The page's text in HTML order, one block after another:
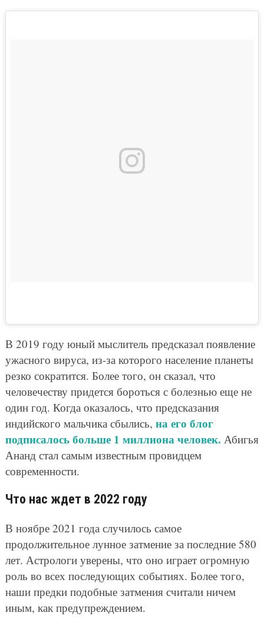
В 2019 году юный мыслитель предсказал появление
ужасного вируса, из-за которого население планеты
резко сократится. Более того, он сказал, что
человечеству придется бороться с болезнью еще не
один год. Когда оказалось, что предсказания
индийского мальчика сбылись, на его блог
подписалось больше 1 миллиона человек. Абигья
Ананд стал самым известным провидцем
современности.
Что нас ждет в 2022 году
В ноябре 2021 года случилось самое
продолжительное лунное затмение за последние 580
лет. Астрологи уверены, что оно играет огромную
роль во всех последующих событиях. Более того,
наши предки подобные затмения считали ничем
иным, как предупреждением.